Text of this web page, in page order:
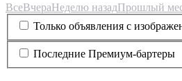
ВсеВчераНеделю назадПрошлый
Только объявления с
Последние Премиум-бартеры